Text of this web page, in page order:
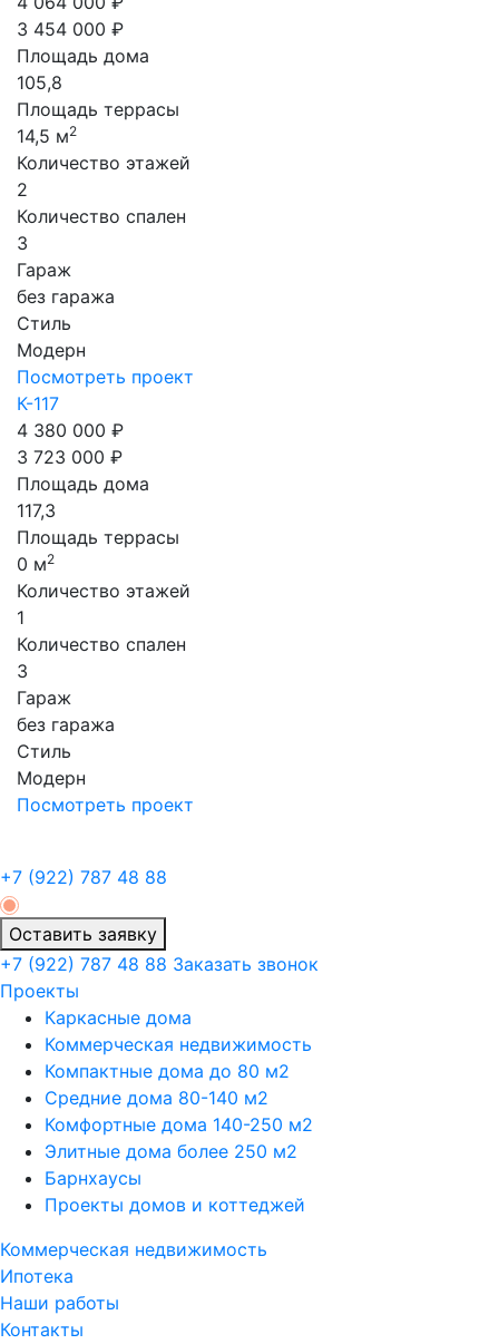
3 454 000 ₽
Площадь дома
105,8
Площадь террасы
14,5 м2
Количество этажей
2
Количество спален
3
Гараж
без гаража
Стиль
Модерн
Посмотреть проект
К-117
4 380 000 ₽
3 723 000 ₽
Площадь дома
117,3
Площадь террасы
0 м2
Количество этажей
1
Количество спален
3
Гараж
без гаража
Стиль
Модерн
Посмотреть проект
+7 (922) 787 48 88
Оставить заявку
+7 (922) 787 48 88 Заказать звонок
Проекты
Каркасные дома
Коммерческая недвижимость
Компактные дома до 80 м2
Средние дома 80-140 м2
Комфортные дома 140-250 м2
Элитные дома более 250 м2
Барнхаусы
Проекты домов и коттеджей
Коммерческая недвижимость
Ипотека
Наши работы
Контакты